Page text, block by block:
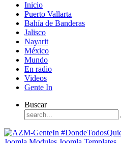
Inicio
Puerto Vallarta
Bahía de Banderas
Jalisco
Nayarit
México
Mundo
En radio
Videos
Gente In
Buscar